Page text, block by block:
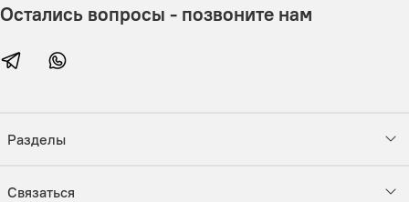
Разделы
Связаться
Остались вопросы - позвоните нам